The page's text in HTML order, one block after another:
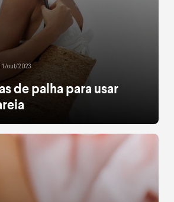
out/2023
de palha para usar
o acessório te acompanha só na
modelos que funcionam